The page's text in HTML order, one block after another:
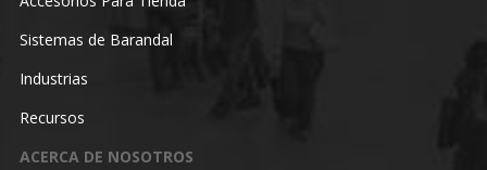
Sistemas de Barandal
Industrias
Recursos
ACERCA DE NOSOTROS